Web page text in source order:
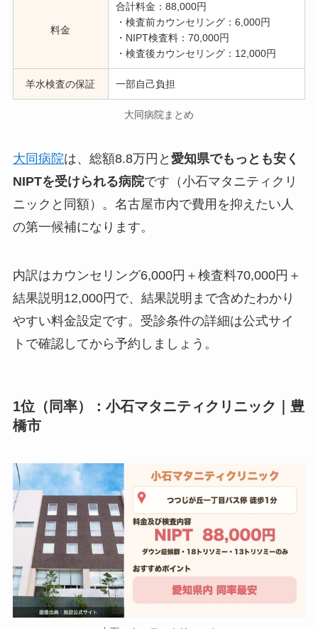
料金
合計料金：88,000円
・検査前カウンセリング：6,000円
・NIPT検査料：70,000円
・検査後カウンセリング：12,000円
羊水検査の保証 一部自己負担
大同病院まとめ
大同病院は、総額8.8万円と 愛知県でもっとも安く
NIPTを受けられる病院です（小石マタニティクリ
ニックと同額）。名古屋市内で費用を抑えたい人
の第一候補になります。
内訳はカウンセリング6,000円＋検査料70,000円＋
結果説明12,000円で、結果説明まで含めたわかり
やすい料金設定です。受診条件の詳細は公式サイ
トで確認してから予約しましょう。
1位（同率）：小石マタニティクリニック｜豊
橋市